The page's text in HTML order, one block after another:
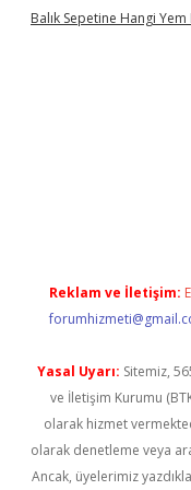
Balık Sepetine Hangi
Reklam ve İletişim:
Yasal Uyarı: Sitemiz,
ve İletişim Kurumu
olarak hizmet
olarak denetleme veya
Ancak, üyelerimiz